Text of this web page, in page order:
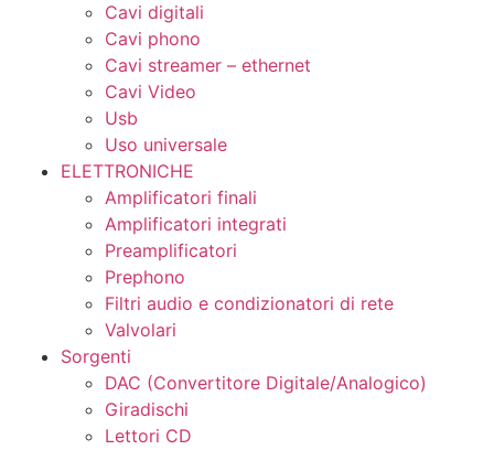
Cavi digitali
Cavi phono
Cavi streamer – ethernet
Cavi Video
Usb
Uso universale
ELETTRONICHE
Amplificatori finali
Amplificatori integrati
Preamplificatori
Prephono
Filtri audio e condizionatori di rete
Valvolari
Sorgenti
DAC (Convertitore Digitale/Analogico)
Giradischi
Lettori CD